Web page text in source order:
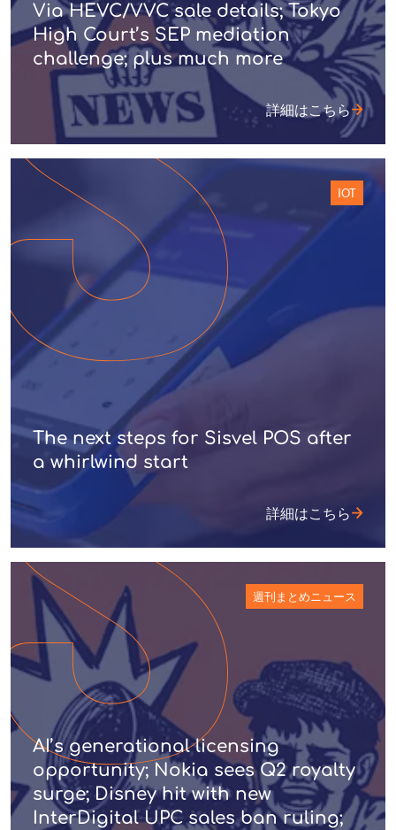
Via HEVC/VVC sale details; Tokyo
High Court’s SEP mediation
challenge; plus much more
詳細はこちら
IOT
The next steps for Sisvel POS after
a whirlwind start
詳細はこちら
週刊まとめニュース
AI’s generational licensing
opportunity; Nokia sees Q2 royalty
surge; Disney hit with new
InterDigital UPC sales ban ruling;